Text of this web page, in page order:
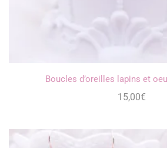
Boucles d’oreilles lapins et
15,00€